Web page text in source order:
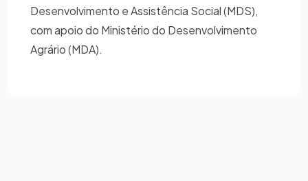
Desenvolvimento e Assistência Social (MDS),
com apoio do Ministério do Desenvolvimento
Agrário (MDA).